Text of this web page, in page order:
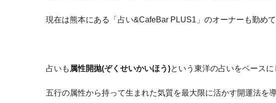
現在は熊本にある「占い&CafeBar PLUS1」のオーナーも勤めて
占いも 属性開抛(ぞくせいかいほう)という東洋の占いをベース
五行の属性から持って生まれた気質を最大限に活かす開運法を